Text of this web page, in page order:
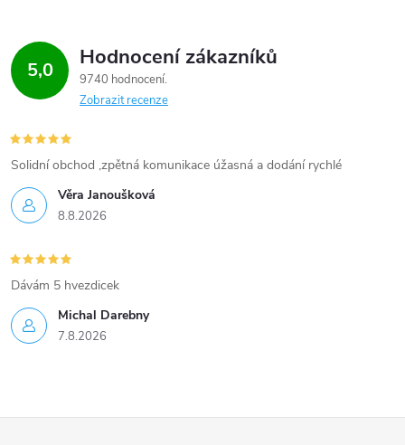
5,0 Hodnocení zákazníků
9740 hodnocení
Zobrazit recenze
Věra Janoušková
8.8.2026
Solidní obchod ,zpětná komunikace úžasná a dodání rychlé
Michal Darebny
7.8.2026
Dávám 5 hvezdicek